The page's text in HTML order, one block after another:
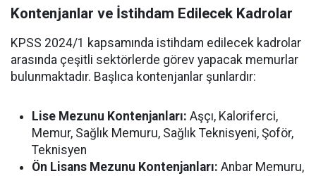
Kontenjanlar ve İstihdam Edilecek Kadrolar
KPSS 2024/1 kapsamında istihdam edilecek kadrolar
arasında çeşitli sektörlerde görev yapacak memurlar
bulunmaktadır. Başlıca kontenjanlar şunlardır:
Lise Mezunu Kontenjanları: Aşçı, Kaloriferci,
Memur, Sağlık Memuru, Sağlık Teknisyeni, Şoför,
Teknisyen
Ön Lisans Mezunu Kontenjanları: Anbar Memuru,